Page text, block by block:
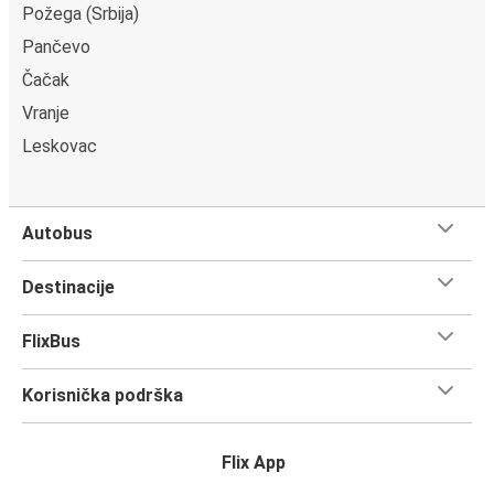
Požega (Srbija)
Pančevo
Čačak
Vranje
Leskovac
Autobus
Destinacije
FlixBus
Korisnička podrška
Flix App